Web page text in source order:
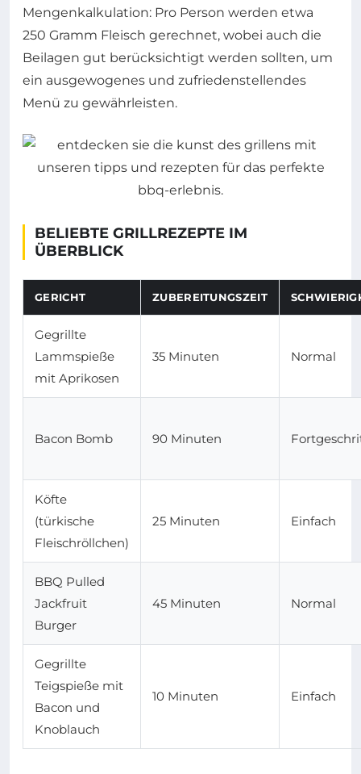
Mengenkalkulation: Pro Person werden etwa
250 Gramm Fleisch gerechnet, wobei auch die
Beilagen gut berücksichtigt werden sollten, um
ein ausgewogenes und zufriedenstellendes
Menü zu gewährleisten.
BELIEBTE GRILLREZEPTE IM
ÜBERBLICK
GERICHT ZUBEREITUNGSZEIT
Gegrillte
Lammspieße
mit Aprikosen
35 Minuten Normal
Bacon Bomb 90 Minuten
Köfte
(türkische
Fleischröllchen)
25 Minuten Einfach
BBQ Pulled
Jackfruit
Burger
45 Minuten Normal
Gegrillte
Teigspieße mit
Bacon und
Knoblauch
10 Minuten Einfach